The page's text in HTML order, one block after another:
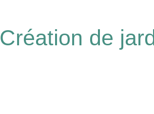
Création de